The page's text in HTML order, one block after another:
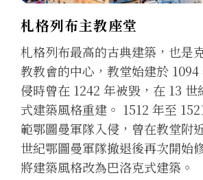
札格列布主教座堂
札格列布最高的古典建築，也是
教教會的中心，教堂始建於 1094
侵時曾在 1242 年被毀，在 13
式建築風格重建。 1512 年至
範鄂圖曼軍隊入侵，曾在教堂附
世紀鄂圖曼軍隊撤退後再次開始
將建築風格改為巴洛克式建築。